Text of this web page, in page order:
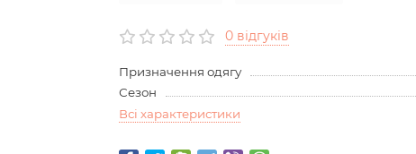
0 відгуків
Призначення одягу
Сезон
Всі характеристики